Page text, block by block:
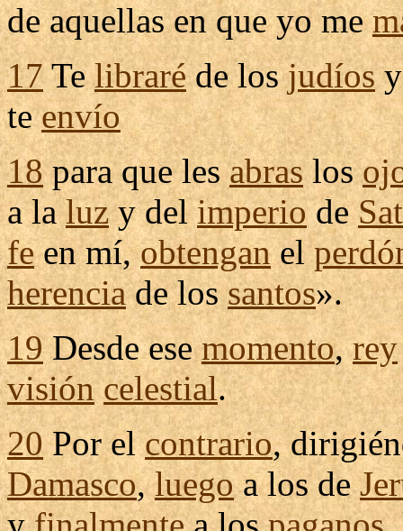
de aquellas en que yo me
17Telibraréde losjudíosy
teenvío
18para que lesabraslos
a laluzy delimperiode
feen mí,obtenganel
herenciade lossantos».
19Desde esemomento,rey
visión celestial.
20Por elcontrario,
Damasco,luegoa los de